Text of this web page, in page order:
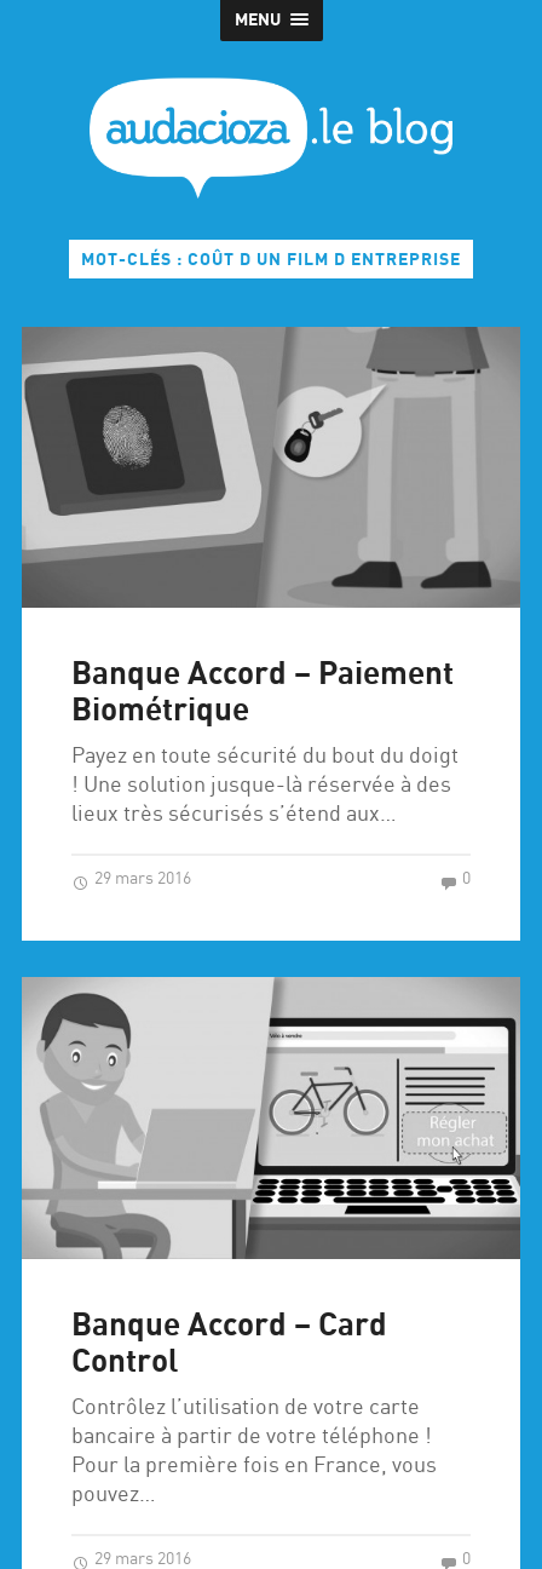
MENU
MOT-CLÉS : COÛT D UN FILM D ENTREPRISE
Banque Accord – Paiement
Biométrique
Payez en toute sécurité du bout du doigt
! Une solution jusque-là réservée à des
lieux très sécurisés s’étend aux…
29 mars 2016 0
Banque Accord – Card
Control
Contrôlez l’utilisation de votre carte
bancaire à partir de votre téléphone !
Pour la première fois en France, vous
pouvez…
29 mars 2016 0